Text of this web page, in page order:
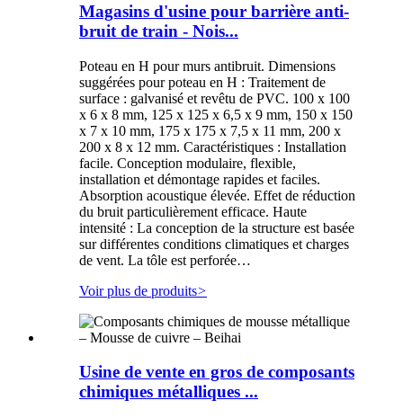
Magasins d'usine pour barrière anti-
bruit de train - Nois...
Poteau en H pour murs antibruit. Dimensions
suggérées pour poteau en H : Traitement de
surface : galvanisé et revêtu de PVC. 100 x 100
x 6 x 8 mm, 125 x 125 x 6,5 x 9 mm, 150 x 150
x 7 x 10 mm, 175 x 175 x 7,5 x 11 mm, 200 x
200 x 8 x 12 mm. Caractéristiques : Installation
facile. Conception modulaire, flexible,
installation et démontage rapides et faciles.
Absorption acoustique élevée. Effet de réduction
du bruit particulièrement efficace. Haute
intensité : La conception de la structure est basée
sur différentes conditions climatiques et charges
de vent. La tôle est perforée…
Voir plus de produits>
Usine de vente en gros de composants
chimiques métalliques ...